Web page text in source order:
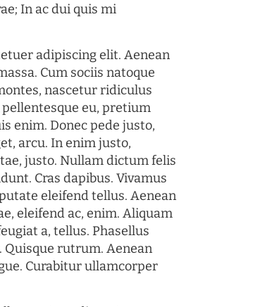
In ac dui quis mi
adipiscing elit. Aenean
Cum sociis natoque
nascetur ridiculus
eu, pretium
enim. Donec pede justo,
arcu. In enim justo,
justo. Nullam dictum felis
Cras dapibus. Vivamus
eleifend tellus. Aenean
eleifend ac, enim. Aliquam
a, tellus. Phasellus
rutrum. Aenean
Curabitur ullamcorper